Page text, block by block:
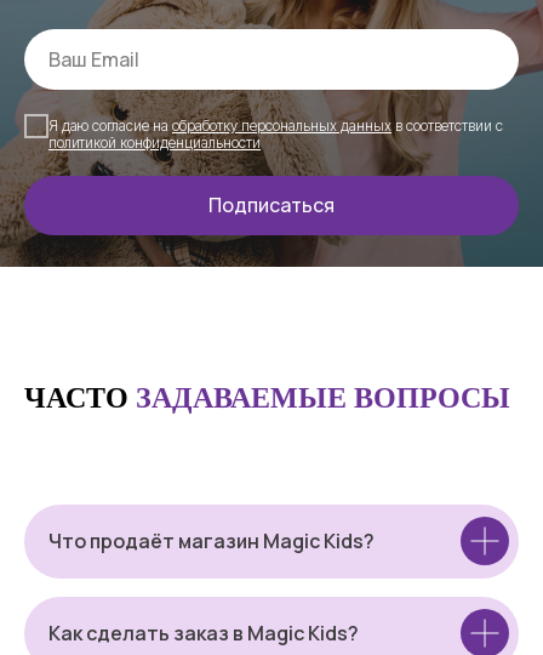
Я даю согласие на обработку персональных данныхв соответствии с
политикой конфиденциальности
Подписаться
ЧАСТО ЗАДАВАЕМЫЕ ВОПРОСЫ
Что продаёт магазин Magic Kids?
Как сделать заказ в Magic Kids?